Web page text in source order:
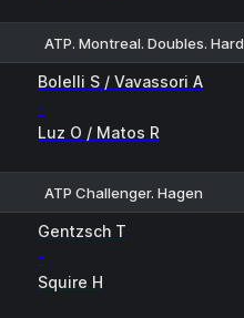
ATP. Montreal. Doubles. Hard
Bolelli S / Vavassori A
-
Luz O / Matos R
ATP Challenger. Hagen
Gentzsch T
-
Squire H